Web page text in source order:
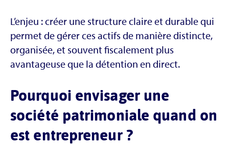
L’enjeu : créer une structure claire et durable qui
permet de gérer ces actifs de manière distincte,
organisée, et souvent fiscalement plus
avantageuse que la détention en direct.
Pourquoi envisager une
société patrimoniale quand on
est entrepreneur ?